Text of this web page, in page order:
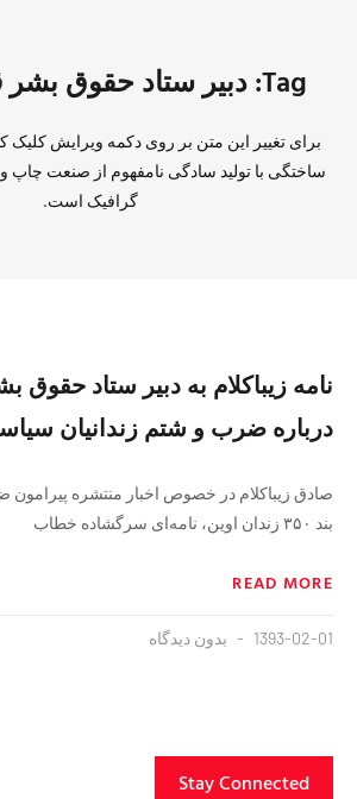
Tag: دبیر ستاد حقوق بشر قوه قضائیه
برای تغییر این متن بر روی دکمه ویرایش کلیک
ساختگی با تولید سادگی نامفهوم از صنعت چاپ و
گرافیک است.
نامه زیباکلام به دبیر ستاد حقوق
درباره ضرب و شتم زندانیان
صادق زیباکلام در خصوص اخبار منتشره پیرامون
بند ۳۵۰ زندان اوین، نامه‌ای سرگشاده خطاب
READ MORE
1393-02-01 بدون دیدگاه
Stay Connected